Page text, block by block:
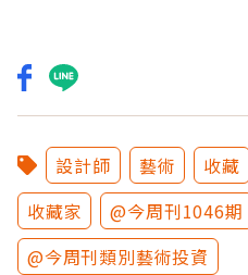
設計師 藝術 收藏
收藏家
@今周刊1046期
@今周刊類別藝術投資